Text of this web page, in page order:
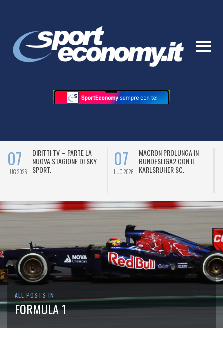
07
LUG 2026
DIRITTI TV – PARTE LA
NUOVA STAGIONE DI SKY
SPORT.
07
LUG 2026
MACRON PROLUNGA IN
BUNDESLIGA2 CON IL
KARLSRUHER SC.
ALL POSTS IN
FORMULA 1